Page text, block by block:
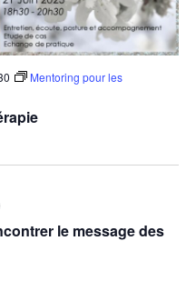
Mentoring pour les
le message des